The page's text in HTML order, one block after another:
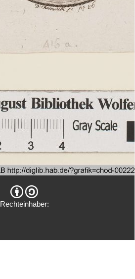
Rechteinhaber: